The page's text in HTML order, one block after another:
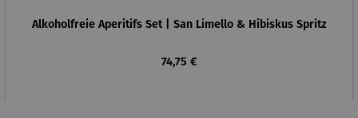
Alkoholfreie Aperitifs Set | San Limello & Hibiskus Spritz
Regulärer Preis:
74,75 €